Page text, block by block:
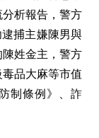
析報告，警方
捕主嫌陳男與
姓金主，警方
品大麻等市值
制條例》、詐